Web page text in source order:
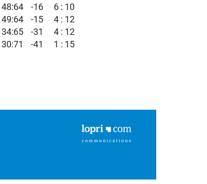
48:64 -16
6 : 10
49:64 -15
4 : 12
34:65 -31
4 : 12
30:71 -41 1 : 15